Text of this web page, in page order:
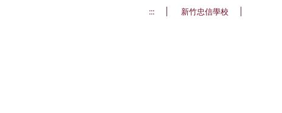
::: 新竹忠信學校